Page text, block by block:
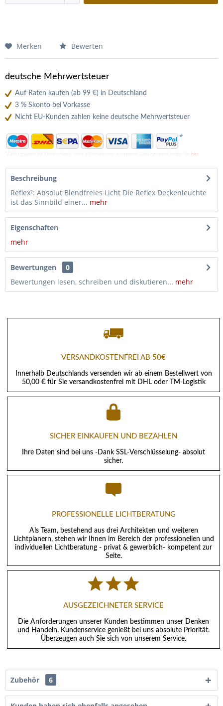
Merken Bewerten
deutsche Mehrwertsteuer
Auf Raten kaufen (ab 99 €) in Deutschland
3 % Skonto bei Vorkasse
Nicht EU-Kunden zahlen keine deutsche Mehrwertsteuer
*
*Zahlungsarten für Deutschland. Mehr Informationen zu unseren Zahlungsarten finden Sie hier
Beschreibung
Reflex²: Absolut Blendfreies Licht Die Reflex Deckenleuchte
ist das Sinnbild einer... mehr
Eigenschaften
mehr
Bewertungen
0
Bewertungen lesen, schreiben und diskutieren... mehr
VERSANDKOSTENFREI AB 50€
Innerhalb Deutschlands versenden wir ab einem Bestellwert von
50,00 € für Sie versandkostenfrei mit DHL oder TM-Logistik
SICHER EINKAUFEN UND BEZAHLEN
Ihre Daten sind bei uns -Dank SSL-Verschlüsselung- absolut
sicher.
PROFESSIONELLE LICHTBERATUNG
Als Team, bestehend aus drei Architekten und weiteren
Lichtplanern, stehen wir Ihnen im Bereich der professionellen und
individuellen Lichtberatung - privat & gewerblich- kompetent zur
Seite.
AUSGEZEICHNETER SERVICE
Die Anforderungen unserer Kunden bestimmen unser Denken
und Handeln. Kundenservice genießt bei uns absolute Priorität.
Überzeugen auch Sie sich von unserem Service.
Zubehör 6